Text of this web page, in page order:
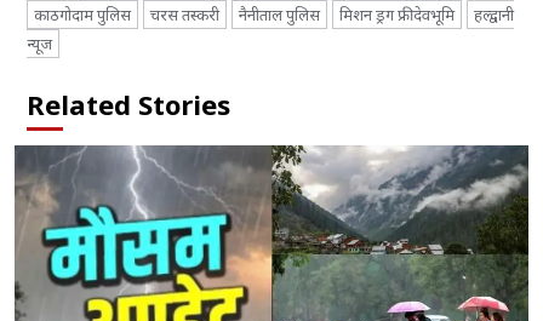
काठगोदाम पुलिस
चरस तस्करी नैनीताल पुलिस मिशन ड्रग फ्री देवभूमि
हल्द्वानी
न्यूज
Related Stories